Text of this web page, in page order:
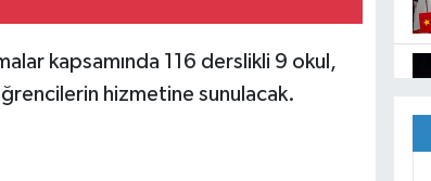
kapsamında 116 derslikli 9 okul,
hizmetine sunulacak.